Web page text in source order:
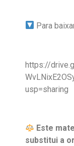
Para
https://
usp=sharing
Este
substitui a